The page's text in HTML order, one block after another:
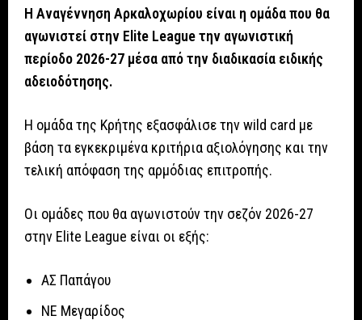
Η Αναγέννηση Αρκαλοχωρίου είναι η ομάδα που θα
αγωνιστεί στην Elite League την αγωνιστική
περίοδο 2026-27 μέσα από την διαδικασία ειδικής
αδειοδότησης.
Η ομάδα της Κρήτης εξασφάλισε την wild card με
βάση τα εγκεκριμένα κριτήρια αξιολόγησης και την
τελική απόφαση της αρμόδιας επιτροπής.
Οι ομάδες που θα αγωνιστούν την σεζόν 2026-27
στην Elite League είναι οι εξής:
ΑΣ Παπάγου
ΝΕ Μεγαρίδος